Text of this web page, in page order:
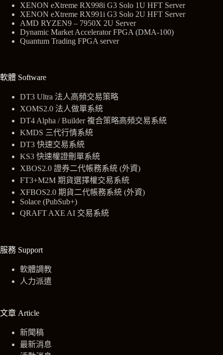
XENON eXtreme RX998i G3 Solo 1U HFT Server
XENON eXtreme RX991i G3 Solo 2U HFT Server
AMD RYZEN9 – 7950X 2U Server
Dynamic Market Accelerator FPGA (DMA-100)
Quantum Trading FPGA server
軟體 Software
DT3 Ultra 法人高頻交易策略
XOMS2.0 法人做單系統
DT4 Alpha / Builder 複合策略高頻交易系統
KMDS 三代行情系統
DT3 快速交易系統
KS3 快速權證刪單系統
XBOS2.0 證券二代帳務系統 (外資)
FT3+M2M 期貨選擇權交易系統
XFBOS2.0 期貨二代帳務系統 (外資)
Solace (PubSub+)
QRAFT AXE AI 交易系統
服務 Support
軟體調教
人力派遣
文章 Article
新聞稿
最新消息